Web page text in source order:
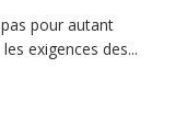
pour autant
exigences des...